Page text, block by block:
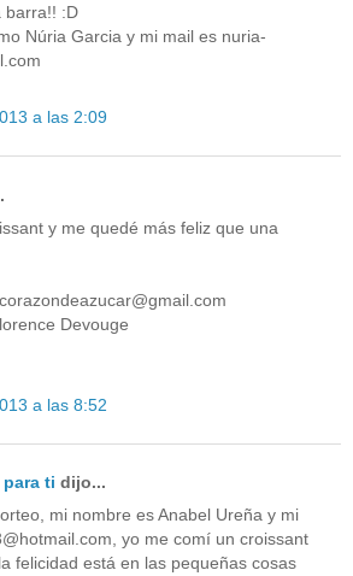
barra!! :D
Núria Garcia y mi mail es nuria-
a las 2:09
y me quedé más feliz que una
Devouge
a las 8:52
ti dijo...
mi nombre es Anabel Ureña y mi
yo me comí un croissant
felicidad está en las pequeñas cosas